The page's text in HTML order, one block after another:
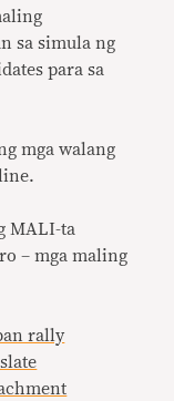
sa simula ng
para sa
mga walang
MALI-ta
– mga maling
rally